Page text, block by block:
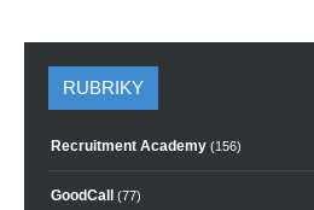
RUBRIKY
Recruitment Academy (156)
GoodCall (77)